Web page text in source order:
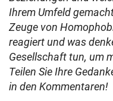
Ihrem Umfeld
Zeuge von
reagiert und was
Gesellschaft tun, um
Teilen Sie Ihre
in den Kommentaren!